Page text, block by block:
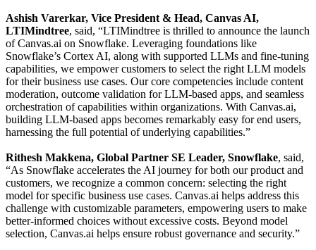
Ashish Varerkar, Vice President & Head, Canvas AI,
LTIMindtree, said, “LTIMindtree is thrilled to announce the launch
of Canvas.ai on Snowflake. Leveraging foundations like
Snowflake’s Cortex AI, along with supported LLMs and fine-tuning
capabilities, we empower customers to select the right LLM models
for their business use cases. Our core competencies include content
moderation, outcome validation for LLM-based apps, and seamless
orchestration of capabilities within organizations. With Canvas.ai,
building LLM-based apps becomes remarkably easy for end users,
harnessing the full potential of underlying capabilities.”
Rithesh Makkena, Global Partner SE Leader, Snowflake, said,
“As Snowflake accelerates the AI journey for both our product and
customers, we recognize a common concern: selecting the right
model for specific business use cases. Canvas.ai helps address this
challenge with customizable parameters, empowering users to make
better-informed choices without excessive costs. Beyond model
selection, Canvas.ai helps ensure robust governance and security.”